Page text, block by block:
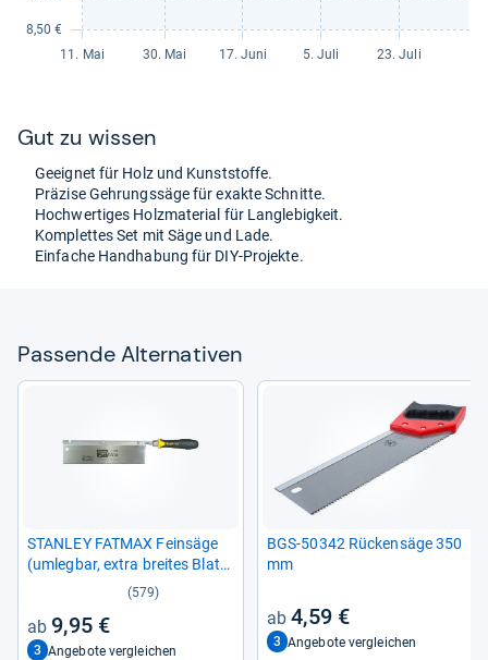
Gut zu wis­sen
Geeig­net für Holz und Kunst­stoffe.
Prä­zise Geh­rungs­säge für exakte Schnitte.
Hoch­wer­ti­ges Holz­ma­te­rial für Lang­le­big­keit.
Kom­plet­tes Set mit Säge und Lade.
Ein­fa­che Hand­ha­bung für DIY-​Pro­jekte.
Pas­sende Alter­na­ti­ven
STAN­LEY FAT­MAX Fein­säge
(umleg­bar, extra brei­tes Blatt,
Rücken stahl­ver­stärkt, ergo­
no­mi­scher Hand­griff) 0-​15-​
252
(579)
9,95 €
3 Angebote vergleichen
BGS-​50342 Rücken­säge 350
mm
4,59 €
3 Angebote vergleichen